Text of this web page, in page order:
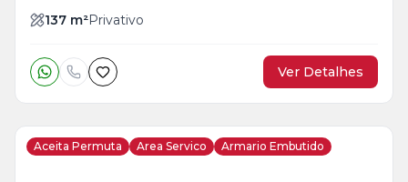
137 m²Privativo
Ver Detalhes
Aceita Permuta Area Servico Armario Embutido